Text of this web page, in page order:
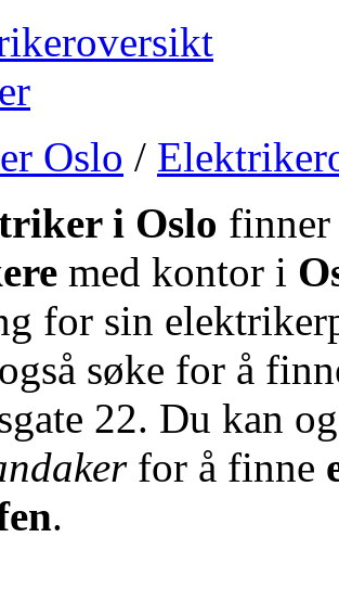
Oslo /
i Oslo
med kontor i
for sin
søke for å
22. Du kan
for å finne
.